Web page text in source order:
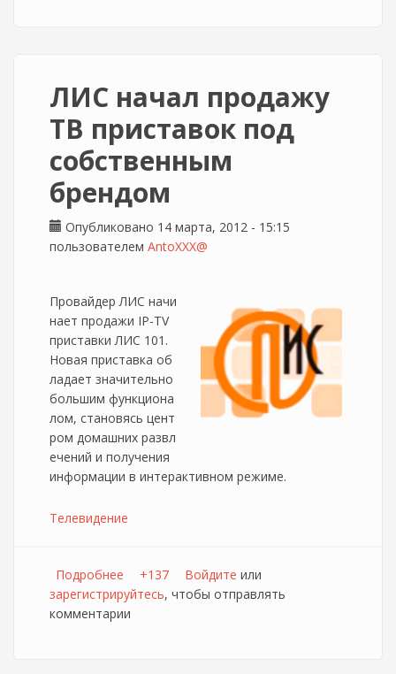
ЛИС начал продажу
ТВ приставок под
собственным
брендом
Опубликовано 14 марта, 2012 - 15:15
пользователем AntoXXX@
Провайдер ЛИС начи
нает продажи IP-TV
приставки ЛИС 101.
Новая приставка об
ладает значительно
большим функциона
лом, становясь цент
ром домашних развл
ечений и получения
информации в интерактивном режиме.
Телевидение
Подробнее о ЛИС начал продажу ТВ приставок под
собственным брендом
+137 Войдите или
зарегистрируйтесь, чтобы отправлять
комментарии